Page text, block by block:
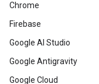
Chrome
Firebase
Google AI Studio
Google Antigravity
Google Cloud